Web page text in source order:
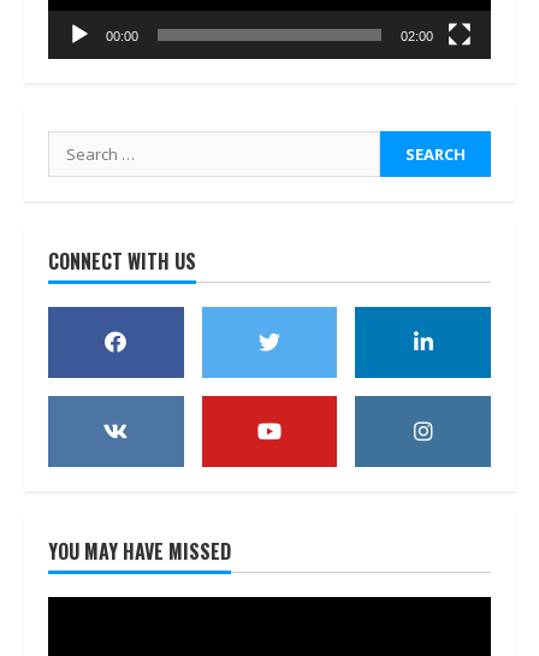
00:00 02:00
Search
for:
CONNECT WITH US
YOU MAY HAVE MISSED